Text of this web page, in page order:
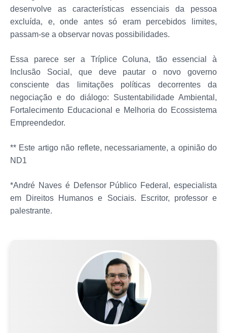
desenvolve as características essenciais da pessoa
excluída, e, onde antes só eram percebidos limites,
passam-se a observar novas possibilidades.
Essa parece ser a Tríplice Coluna, tão essencial à
Inclusão Social, que deve pautar o novo governo
consciente das limitações políticas decorrentes da
negociação e do diálogo: Sustentabilidade Ambiental,
Fortalecimento Educacional e Melhoria do Ecossistema
Empreendedor.
** Este artigo não reflete, necessariamente, a opinião do
ND1
*André Naves é Defensor Público Federal, especialista
em Direitos Humanos e Sociais. Escritor, professor e
palestrante.